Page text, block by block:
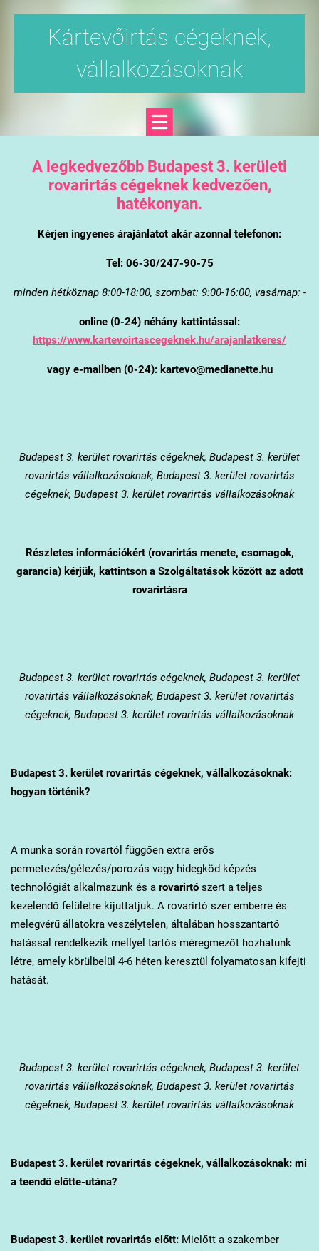
Kártevőirtás cégeknek,
vállalkozásoknak
A legkedvezőbb Budapest 3. kerületi
rovarirtás cégeknek kedvezően,
hatékonyan.
Kérjen ingyenes árajánlatot akár azonnal telefonon:
Tel: 06-30/247-90-75
minden hétköznap 8:00-18:00, szombat: 9:00-16:00, vasárnap: -
online (0-24) néhány kattintással:
https://www.kartevoirtascegeknek.hu/arajanlatkeres/
vagy e-mailben (0-24): kartevo@medianette.hu
Budapest 3. kerület rovarirtás cégeknek, Budapest 3. kerület
rovarirtás vállalkozásoknak, Budapest 3. kerület rovarirtás
cégeknek, Budapest 3. kerület rovarirtás vállalkozásoknak
Részletes információkért (rovarirtás menete, csomagok,
garancia) kérjük, kattintson a Szolgáltatások között az adott
rovarirtásra
Budapest 3. kerület rovarirtás cégeknek, Budapest 3. kerület
rovarirtás vállalkozásoknak, Budapest 3. kerület rovarirtás
cégeknek, Budapest 3. kerület rovarirtás vállalkozásoknak
Budapest 3. kerületrovarirtás cégeknek, vállalkozásoknak:
hogyan történik?
A munka során rovartól függően extra erős
permetezés/gélezés/porozás vagy hidegköd képzés
technológiát alkalmazunk és a rovarirtószert a teljes
kezelendő felületre kijuttatjuk. A rovarirtó szer emberre és
melegvérű állatokra veszélytelen, általában hosszantartó
hatással rendelkezik mellyel tartós méregmezőt hozhatunk
létre, amely körülbelül 4-6 héten keresztül folyamatosan kifejti
hatását.
Budapest 3. kerület rovarirtás cégeknek, Budapest 3. kerület
rovarirtás vállalkozásoknak, Budapest 3. kerület rovarirtás
cégeknek, Budapest 3. kerület rovarirtás vállalkozásoknak
Budapest 3. kerületrovarirtás cégeknek, vállalkozásoknak: mi
a teendő előtte-utána?
Budapest 3. kerületrovarirtás előtt:Mielőtt a szakember